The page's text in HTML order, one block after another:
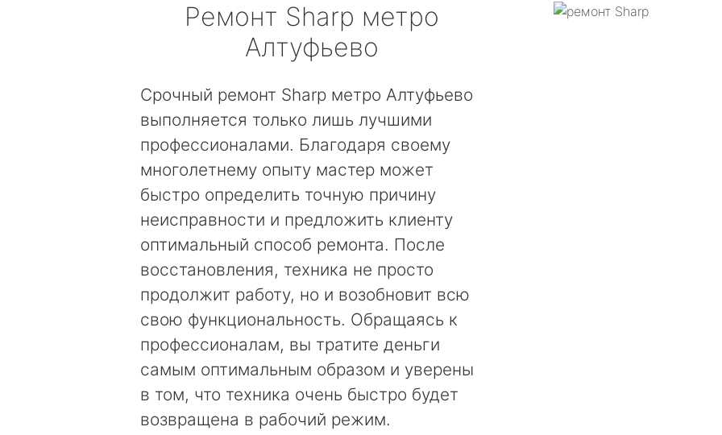
Ремонт Sharp метро
Алтуфьево
Срочный ремонт Sharp метро Алтуфьево
выполняется только лишь лучшими
профессионалами. Благодаря своему
многолетнему опыту мастер может
быстро определить точную причину
неисправности и предложить клиенту
оптимальный способ ремонта. После
восстановления, техника не просто
продолжит работу, но и возобновит всю
свою функциональность. Обращаясь к
профессионалам, вы тратите деньги
самым оптимальным образом и уверены
в том, что техника очень быстро будет
возвращена в рабочий режим.